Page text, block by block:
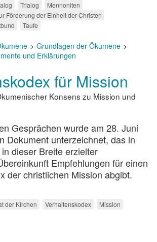
Trialog
Mennoniten
Förderung der Einheit der Christen
Taufe
Grundlagen der Ökumene
und Erklärungen
für Mission
Konsens zu Mission und
Gesprächen wurde am 28. Juni
Dokument unterzeichnet, das in
dieser Breite erzielter
Empfehlungen für einen
der christlichen Mission abgibt.
der Kirchen Verhaltenskodex Mission